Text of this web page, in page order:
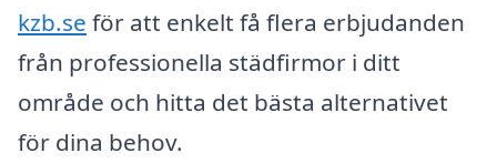
kzb.se för att enkelt få flera erbjudanden
från professionella städfirmor i ditt
område och hitta det bästa alternativet
för dina behov.